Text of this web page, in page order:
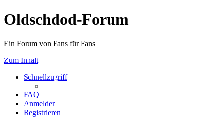
Oldschdod-Forum
Ein Forum von Fans für Fans
Zum Inhalt
Schnellzugriff
FAQ
Anmelden
Registrieren